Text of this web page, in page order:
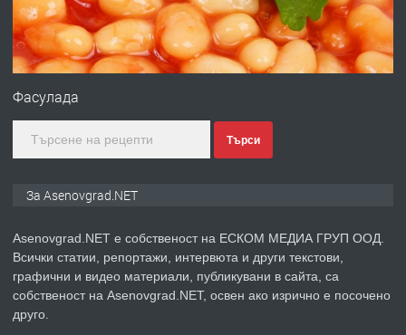
преди 1 година
ПРЕДЛАГА Дава под наем Асеновград
преди 2 години
ПРЕДЛАГА ремонт на покриви
Фасулада
Търси
За Asenovgrad.NET
Asenovgrad.NET е собственост на ЕСКОМ МЕДИА ГРУП ООД.
Всички статии, репортажи, интервюта и други текстови,
графични и видео материали, публикувани в сайта, са
собственост на Asenovgrad.NET, освен ако изрично е посочено
друго.